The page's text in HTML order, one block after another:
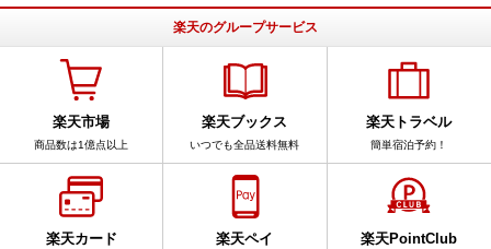
楽天のグループサービス
楽天市場
商品数は1億点以上
楽天ブックス
いつでも全品送料無料
楽天トラベル
簡単宿泊予約！
楽天カード 楽天ペイ 楽天PointClub